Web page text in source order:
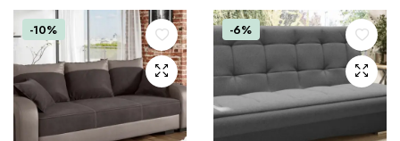
The
options
may
be
chosen
was:
630,00 €.
is:
559,00 €.
-10% -6%